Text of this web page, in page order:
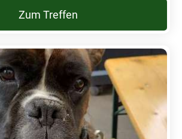
Zum Treffen